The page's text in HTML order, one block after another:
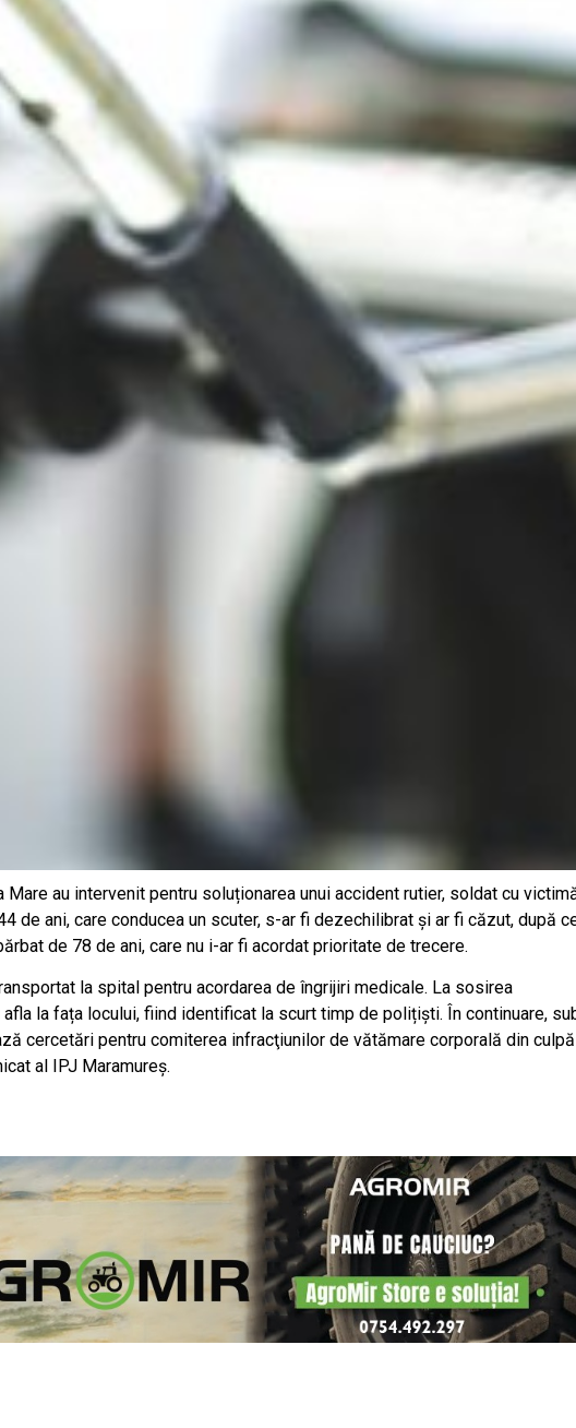
au intervenit pentru soluționarea unui accident rutier, soldat cu
de ani, care conducea un scuter, s-ar fi dezechilibrat și ar fi căzut, după
de 78 de ani, care nu i-ar fi acordat prioritate de trecere.
la spital pentru acordarea de îngrijiri medicale. La sosirea
la fața locului, fiind identificat la scurt timp de polițiști. În continuare,
cercetări pentru comiterea infracţiunilor de vătămare corporală din
al IPJ Maramureș.